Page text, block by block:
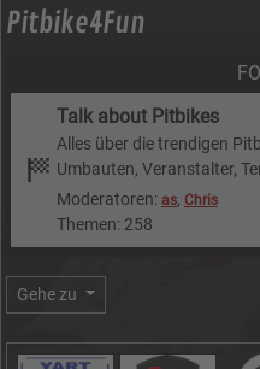
Pitbike4Fun
Talk about Pitbikes
Alles über die trendigen
Umbauten, Veranstalter,
Moderatoren: as, Chris
Themen: 258
Gehe zu